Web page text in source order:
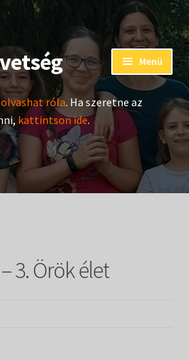
Menü
róla. Ha szeretne az
kattintson ide.
3. Örök élet